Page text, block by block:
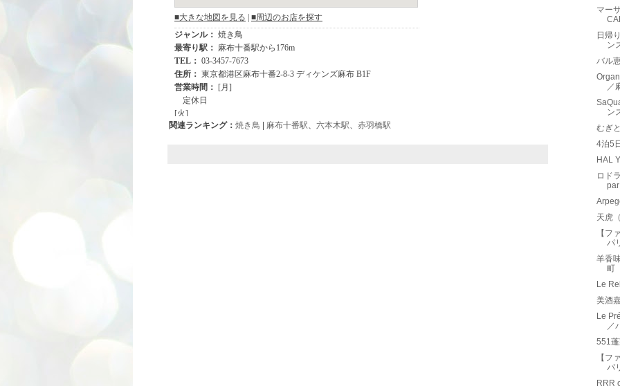
関連ランキング： 焼き鳥 麻布十番駅、 六本木駅、 赤羽橋駅
マー
日帰
ン
バル
／
ン
むぎ
4泊5
HAL
ロド
天虎
【フ
パ
羊香
町
Le
美酒
Le
／
551
【フ
パ
RRR